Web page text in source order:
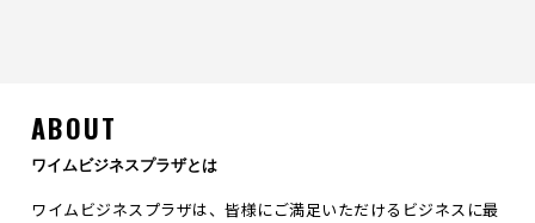
ABOUT
ワイムビジネスプラザとは
ワイムビジネスプラザは、皆様にご満足いただけるビジネスに最